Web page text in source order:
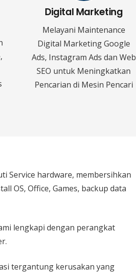
Digital Marketing
Melayani Maintenance
Digital Marketing Google
Ads, Instagram Ads dan Web
SEO untuk Meningkatkan
Pencarian di Mesin Pencari
Service hardware, membersihkan
OS, Office, Games, backup data
lengkapi dengan perangkat
tergantung kerusakan yang